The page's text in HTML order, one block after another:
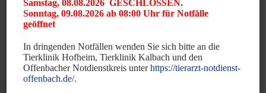
News
Samstag, 08.08.2026 GESCHLOSSEN.
Sonntag, 09.08.2026 ab 08:00 Uhr für Notfälle
geöffnet
In dringenden Notfällen wenden Sie sich bitte an die
Tierklinik Hofheim, Tierklinik Kalbach und den
Offenbacher Notdienstkreis unterhttps://tierarzt-notdienst-
offenbach.de/.